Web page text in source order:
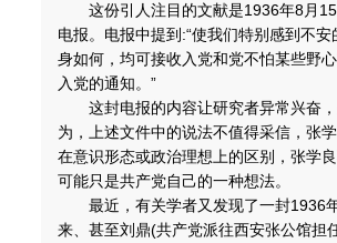
这份引人注目的文献是1936年8月15
电报。电报中提到:“使我们特别感到不
身如何，均可接收入党和党不怕某些野
入党的通知。”
这封电报的内容让研究者异常兴奋，
为，上述文件中的说法不值得采信，张
在意识形态或政治理想上的区别，张学
可能只是共产党自己的一种想法。
最近，有关学者又发现了一封1936年
来、甚至刘鼎(共产党派往西安张公馆担